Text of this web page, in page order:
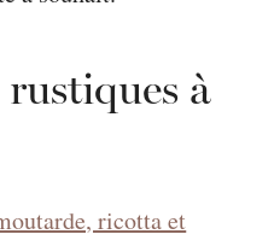
à
ricotta et